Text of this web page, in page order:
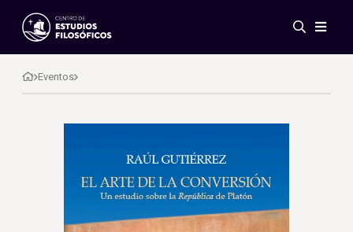
Eventos
Novedades
Investigación
Acerca de nosotros
Eventos